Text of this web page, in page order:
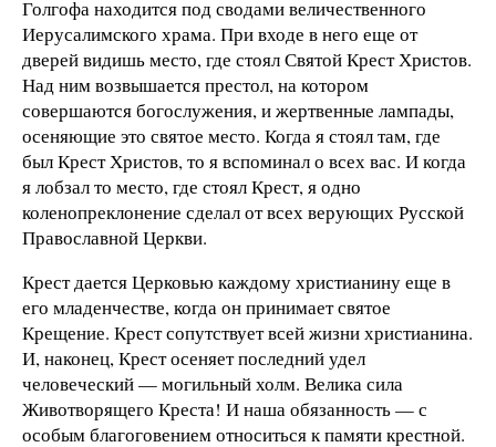
Голгофа находится под сводами величественного
Иерусалимского храма. При входе в него еще от
дверей видишь место, где стоял Святой Крест Христов.
Над ним возвышается престол, на котором
совершаются богослужения, и жертвенные лампады,
осеняющие это святое место. Когда я стоял там, где
был Крест Христов, то я вспоминал о всех вас. И когда
я лобзал то место, где стоял Крест, я одно
коленопреклонение сделал от всех верующих Русской
Православной Церкви.
Крест дается Церковью каждому христианину еще в
его младенчестве, когда он принимает святое
Крещение. Крест сопутствует всей жизни христианина.
И, наконец, Крест осеняет последний удел
человеческий — могильный холм. Велика сила
Животворящего Креста! И наша обязанность — с
особым благоговением относиться к памяти крестной.